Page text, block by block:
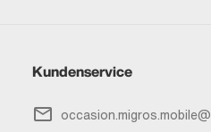
Kundenservice